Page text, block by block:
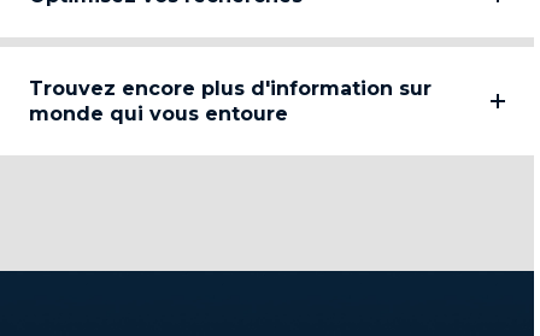
Trouvez encore plus d'information sur
monde qui vous entoure